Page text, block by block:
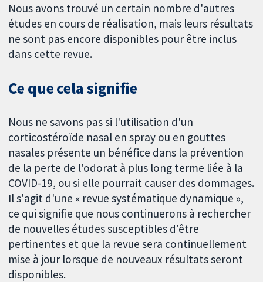
Nous avons trouvé un certain nombre d'autres
études en cours de réalisation, mais leurs résultats
ne sont pas encore disponibles pour être inclus
dans cette revue.
Ce que cela signifie
Nous ne savons pas si l'utilisation d'un
corticostéroïde nasal en spray ou en gouttes
nasales présente un bénéfice dans la prévention
de la perte de l'odorat à plus long terme liée à la
COVID-19, ou si elle pourrait causer des dommages.
Il s'agit d'une « revue systématique dynamique »,
ce qui signifie que nous continuerons à rechercher
de nouvelles études susceptibles d'être
pertinentes et que la revue sera continuellement
mise à jour lorsque de nouveaux résultats seront
disponibles.